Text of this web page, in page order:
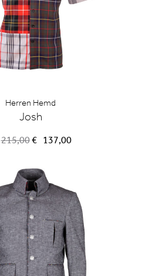
Herren Hemd
Josh
215,00Ursprünglicher
€215,00
€ 137,00Aktueller